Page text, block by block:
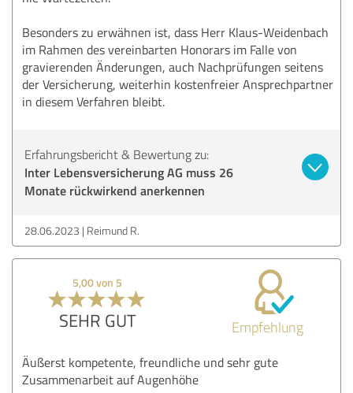
Besonders zu erwähnen ist, dass Herr Klaus-Weidenbach
im Rahmen des vereinbarten Honorars im Falle von
gravierenden Änderungen, auch Nachprüfungen seitens
der Versicherung, weiterhin kostenfreier Ansprechpartner
in diesem Verfahren bleibt.
Erfahrungsbericht & Bewertung zu:
Inter Lebensversicherung AG muss 26
Monate rückwirkend anerkennen
28.06.2023 Reimund R.
5,00 von 5
SEHR GUT Empfehlung
Äußerst kompetente, freundliche und sehr gute
Zusammenarbeit auf Augenhöhe